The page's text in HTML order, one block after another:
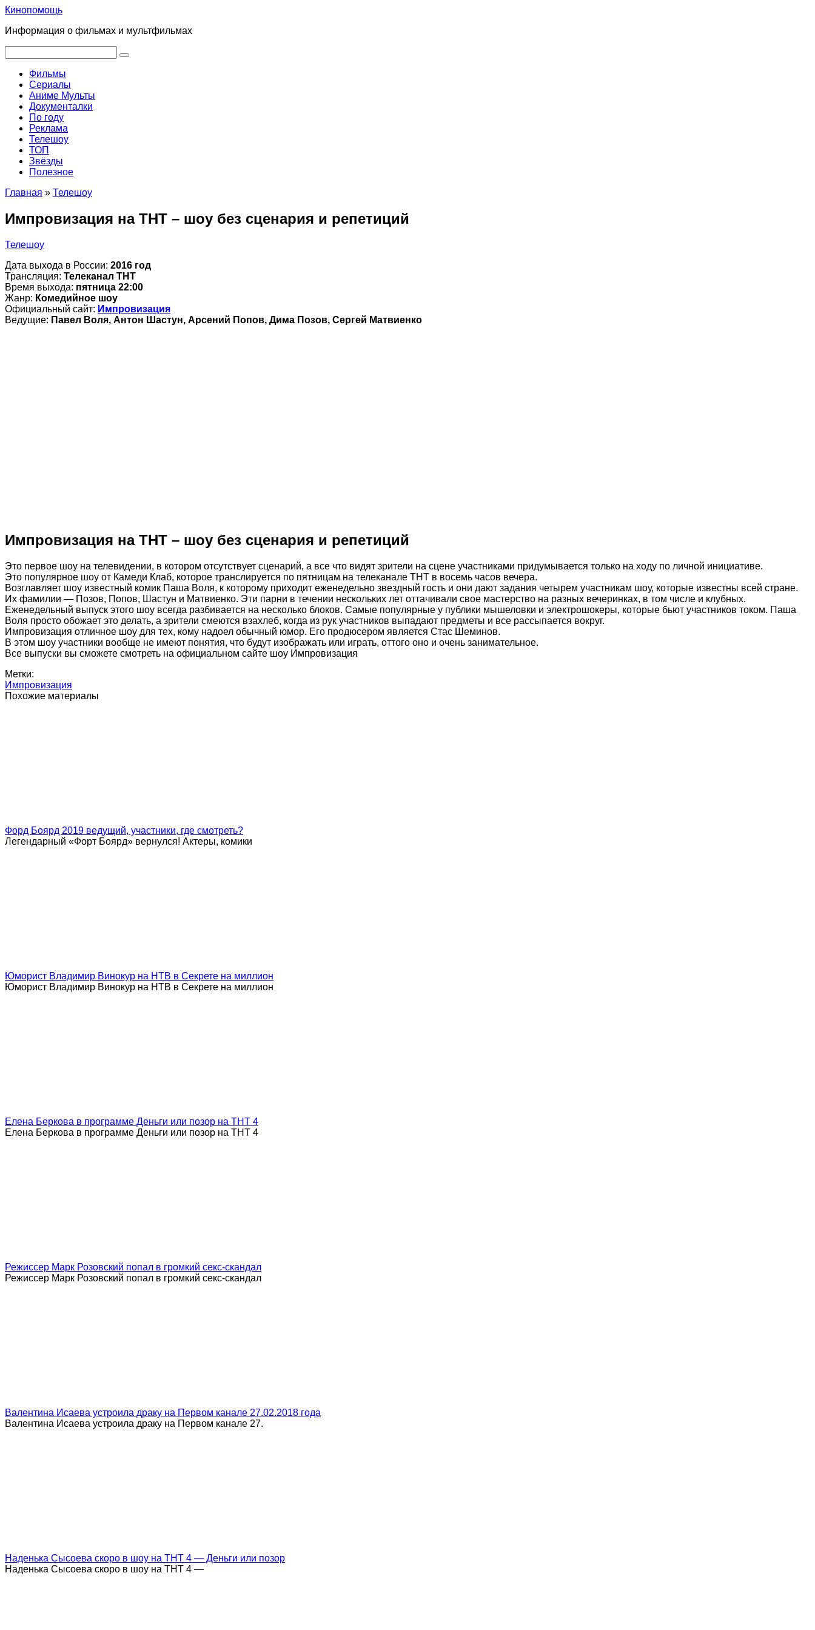
Перейти
контенту
Кинопомощь
Информация о фильмах и мультфильмах
Фильмы
Сериалы
Аниме Мульты
Документалки
По году
Реклама
Телешоу
ТОП
Звёзды
Полезное
Главная » Телешоу
Импровизация на ТНТ – шоу без сценария и репетиций
Телешоу
Дата выхода в России: 2016 год
Трансляция: Телеканал ТНТ
Время выхода: пятница 22:00
Жанр: Комедийное шоу
Официальный сайт: Импровизация
Ведущие: Павел Воля, Антон Шастун, Арсений Попов, Дима Позов, Сергей Матвиенко
Импровизация на ТНТ – шоу без сценария и репетиций
Это первое шоу на телевидении, в котором отсутствует сценарий, а все что видят зрители на сцене участниками придумывается только на ходу по личной инициативе.
Это популярное шоу от Камеди Клаб, которое транслируется по пятницам на телеканале ТНТ в восемь часов вечера.
Возглавляет шоу известный комик Паша Воля, к которому приходит еженедельно звездный гость и они дают задания четырем участникам шоу, которые известны всей стране.
Их фамилии — Позов, Попов, Шастун и Матвиенко. Эти парни в течении нескольких лет оттачивали свое мастерство на разных вечеринках, в том числе и клубных.
Еженедельный выпуск этого шоу всегда разбивается на несколько блоков. Самые популярные у публики мышеловки и электрошокеры, которые бьют участников током. Паша
Воля просто обожает это делать, а зрители смеются взахлеб, когда из рук участников выпадают предметы и все рассыпается вокруг.
Импровизация отличное шоу для тех, кому надоел обычный юмор. Его продюсером является Стас Шеминов.
В этом шоу участники вообще не имеют понятия, что будут изображать или играть, оттого оно и очень занимательное.
Все выпуски вы сможете смотреть на официальном сайте шоу Импровизация
Метки:
Импровизация
Похожие материалы
Форд Боярд 2019 ведущий, участники, где смотреть?
Легендарный «Форт Боярд» вернулся! Актеры, комики
Юморист Владимир Винокур на НТВ в Секрете на миллион
Юморист Владимир Винокур на НТВ в Секрете на миллион
Елена Беркова в программе Деньги или позор на ТНТ 4
Елена Беркова в программе Деньги или позор на ТНТ 4
Режиссер Марк Розовский попал в громкий секс-скандал
Режиссер Марк Розовский попал в громкий секс-скандал
Валентина Исаева устроила драку на Первом канале 27.02.2018 года
Валентина Исаева устроила драку на Первом канале 27.
Наденька Сысоева скоро в шоу на ТНТ 4 — Деньги или позор
Наденька Сысоева скоро в шоу на ТНТ 4 —